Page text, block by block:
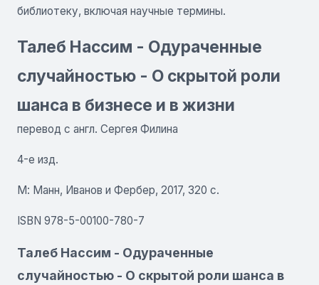
библиотеку, включая научные термины.
Талеб Нассим - Одураченные
случайностью - О скрытой роли
шанса в бизнесе и в жизни
перевод с англ. Сергея Филина
4-е изд.
М: Манн, Иванов и Фербер, 2017, 320 с.
ISBN 978-5-00100-780-7
Талеб Нассим - Одураченные
случайностью - О скрытой роли шанса в